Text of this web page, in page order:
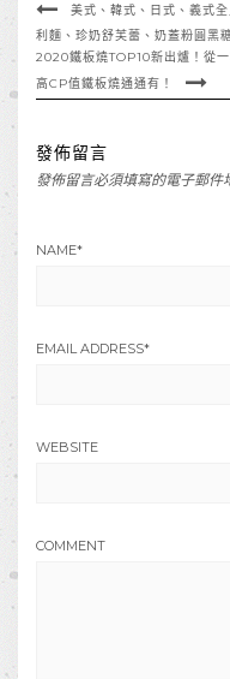
美式、韓式、日式、義式
利麵、珍奶舒芙蕾、奶蓋粉圓黑
2020鐵板燒TOP10新出爐！從
高CP值鐵板燒通通有！
發佈留言
發佈留言必須填寫的電子郵件
NAME*
EMAIL ADDRESS*
WEBSITE
COMMENT